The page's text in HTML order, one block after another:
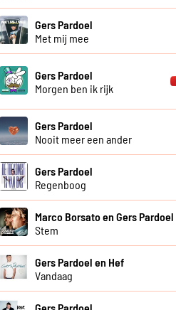
Gers Pardoel
Met mij mee
Gers Pardoel
Morgen ben ik rijk
Gers Pardoel
Nooit meer een ander
Gers Pardoel
Regenboog
Marco Borsato en Gers Pardoel
Stem
Gers Pardoel en Hef
Vandaag
Gers Pardoel